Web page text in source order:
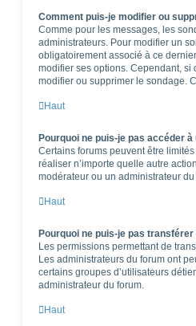
Comment puis-je modifier ou
Comme pour les messages, les
administrateurs. Pour modifier un
obligatoirement associé à ce
modifier ses options. Cependant, si
modifier ou supprimer le sondage.
Haut
Pourquoi ne puis-je pas accéder à
Certains forums peuvent être
réaliser n’importe quelle autre
modérateur ou un administrateur
Haut
Pourquoi ne puis-je pas
Les permissions permettant de
Les administrateurs du forum ont
certains groupes d’utilisateurs
administrateur du forum.
Haut